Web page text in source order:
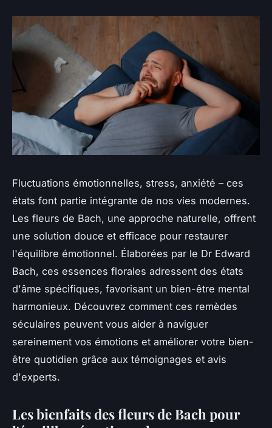
Fluctuations émotionnelles, stress, anxiété – ces
états font partie intégrante de nos vies modernes.
Les fleurs de Bach, une approche naturelle, offrent
une solution douce et efficace pour restaurer
l'équilibre émotionnel. Élaborées par le Dr Edward
Bach, ces essences florales adressent des états
d'âme spécifiques, favorisant un bien-être mental
harmonieux. Découvrez comment ces remèdes
séculaires peuvent vous aider à naviguer
sereinement vos émotions et améliorer votre bien-
être quotidien grâce aux témoignages et avis
d'experts.
Les bienfaits des fleurs de Bach pour